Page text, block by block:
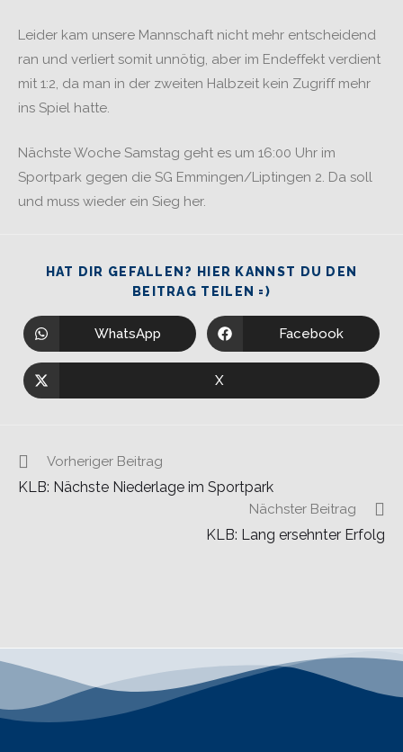
Leider kam unsere Mannschaft nicht mehr entscheidend
ran und verliert somit unnötig, aber im Endeffekt verdient
mit 1:2, da man in der zweiten Halbzeit kein Zugriff mehr
ins Spiel hatte.
Nächste Woche Samstag geht es um 16:00 Uhr im
Sportpark gegen die SG Emmingen/Liptingen 2. Da soll
und muss wieder ein Sieg her.
HAT DIR GEFALLEN? HIER KANNST DU DEN
BEITRAG TEILEN =)
WhatsApp Facebook
X
Vorheriger Beitrag
KLB: Nächste Niederlage im Sportpark
Nächster Beitrag
KLB: Lang ersehnter Erfolg